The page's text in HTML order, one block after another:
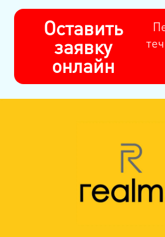
Оставить
заявку
онлайн